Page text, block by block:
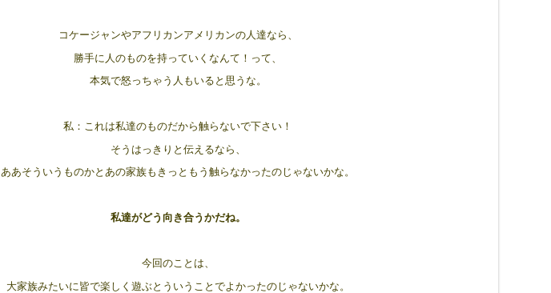
コケージャンやアフリカンアメリカンの人達なら、
勝手に人のものを持っていくなんて！って、
本気で怒っちゃう人もいると思うな。
私：これは私達のものだから触らないで下さい！
そうはっきりと伝えるなら、
ああそういうものかとあの家族もきっともう触らなかったのじゃないかな。
私達がどう向き合うかだね。
今回のことは、
大家族みたいに皆で楽しく遊ぶとういうことでよかったのじゃないかな。